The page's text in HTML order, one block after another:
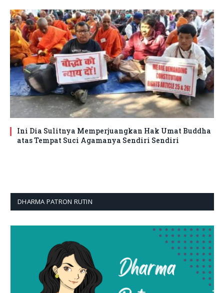
Ini Dia Sulitnya Memperjuangkan Hak Umat Buddha
atas Tempat Suci Agamanya Sendiri Sendiri
DHARMA PATRON RUTIN